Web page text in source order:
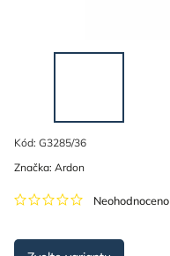
Kód: G3285/36
Neohodnoceno
Značka: Ardon